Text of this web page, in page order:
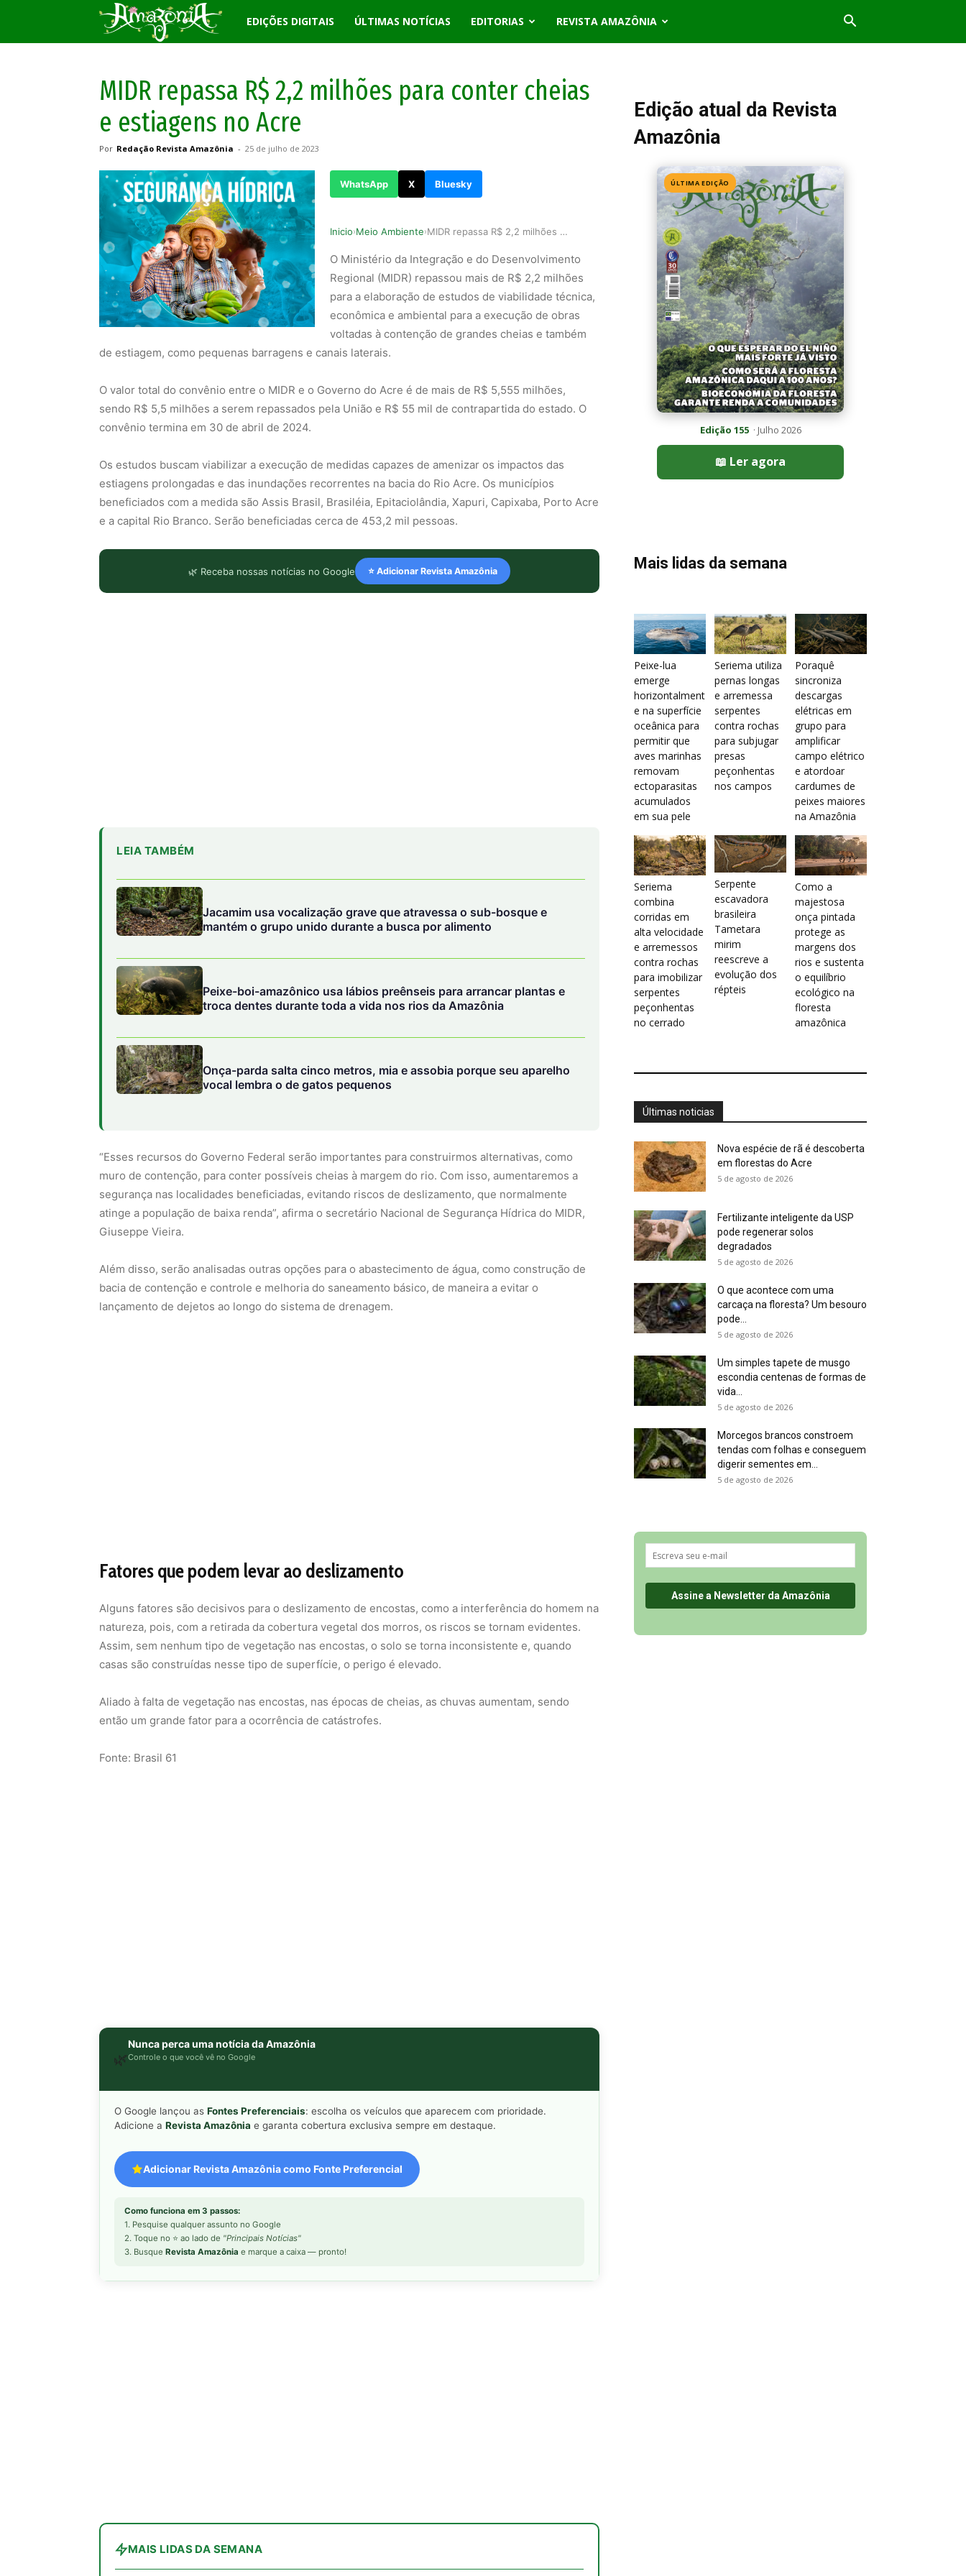
Revista
EDIÇÕES DIGITAIS ÚLTIMAS NOTÍCIAS EDITORIAS REVISTA AMAZÔNIA
MIDR repassa R$ 2,2 milhões para conter cheias
e estiagens no Acre
Por Redação Revista Amazônia - 25 de julho de 2023
WhatsApp X Bluesky
Inicio›Meio Ambiente› MIDR repassa R$ 2,2 milhões para conter cheias …
O Ministério da Integração e do Desenvolvimento
Regional (MIDR) repassou mais de R$ 2,2 milhões
para a elaboração de estudos de viabilidade técnica,
econômica e ambiental para a execução de obras
voltadas à contenção de grandes cheias e também
de estiagem, como pequenas barragens e canais laterais.
O valor total do convênio entre o MIDR e o Governo do Acre é de mais de R$ 5,555 milhões,
sendo R$ 5,5 milhões a serem repassados pela União e R$ 55 mil de contrapartida do estado. O
convênio termina em 30 de abril de 2024.
Os estudos buscam viabilizar a execução de medidas capazes de amenizar os impactos das
estiagens prolongadas e das inundações recorrentes na bacia do Rio Acre. Os municípios
beneficiados com a medida são Assis Brasil, Brasiléia, Epitaciolândia, Xapuri, Capixaba, Porto Acre
e a capital Rio Branco. Serão beneficiadas cerca de 453,2 mil pessoas.
🌿 Receba nossas notícias no Google ⭐ Adicionar Revista Amazônia
LEIA TAMBÉM
Jacamim usa vocalização grave que atravessa o sub-bosque e
mantém o grupo unido durante a busca por alimento
Peixe-boi-amazônico usa lábios preênseis para arrancar plantas e
troca dentes durante toda a vida nos rios da Amazônia
Onça-parda salta cinco metros, mia e assobia porque seu aparelho
vocal lembra o de gatos pequenos
“Esses recursos do Governo Federal serão importantes para construirmos alternativas, como
muro de contenção, para conter possíveis cheias à margem do rio. Com isso, aumentaremos a
segurança nas localidades beneficiadas, evitando riscos de deslizamento, que normalmente
atinge a população de baixa renda”, afirma o secretário Nacional de Segurança Hídrica do MIDR,
Giuseppe Vieira.
Além disso, serão analisadas outras opções para o abastecimento de água, como construção de
bacia de contenção e controle e melhoria do saneamento básico, de maneira a evitar o
lançamento de dejetos ao longo do sistema de drenagem.
Fatores que podem levar ao deslizamento
Alguns fatores são decisivos para o deslizamento de encostas, como a interferência do homem na
natureza, pois, com a retirada da cobertura vegetal dos morros, os riscos se tornam evidentes.
Assim, sem nenhum tipo de vegetação nas encostas, o solo se torna inconsistente e, quando
casas são construídas nesse tipo de superfície, o perigo é elevado.
Aliado à falta de vegetação nas encostas, nas épocas de cheias, as chuvas aumentam, sendo
então um grande fator para a ocorrência de catástrofes.
Fonte: Brasil 61
🌿
Nunca perca uma notícia da Amazônia
Controle o que você vê no Google
O Google lançou as Fontes Preferenciais: escolha os veículos que aparecem com prioridade.
Adicione a Revista Amazônia e garanta cobertura exclusiva sempre em destaque.
Adicionar Revista Amazônia como Fonte Preferencial
Como funciona em 3 passos:
1. Pesquise qualquer assunto no Google
2. Toque no ⭐ ao lado de "Principais Notícias"
3. Busque Revista Amazônia e marque a caixa — pronto!
MAIS LIDAS DA SEMANA
Edição atual da Revista
Amazônia
ÚLTIMA EDIÇÃO
Edição 155· Julho 2026
📖 Ler agora
Mais lidas da semana
Peixe-lua
emerge
horizontalment
e na superfície
oceânica para
permitir que
aves marinhas
removam
ectoparasitas
acumulados
em sua pele
Seriema utiliza
pernas longas
e arremessa
serpentes
contra rochas
para subjugar
presas
peçonhentas
nos campos
Poraquê
sincroniza
descargas
elétricas em
grupo para
amplificar
campo elétrico
e atordoar
cardumes de
peixes maiores
na Amazônia
Seriema
combina
corridas em
alta velocidade
e arremessos
contra rochas
para imobilizar
serpentes
peçonhentas
no cerrado
Serpente
escavadora
brasileira
Tametara
mirim
reescreve a
evolução dos
répteis
Como a
majestosa
onça pintada
protege as
margens dos
rios e sustenta
o equilíbrio
ecológico na
floresta
amazônica
Últimas noticias
Nova espécie de rã é descoberta
em florestas do Acre
5 de agosto de 2026
Fertilizante inteligente da USP
pode regenerar solos
degradados
5 de agosto de 2026
O que acontece com uma
carcaça na floresta? Um besouro
pode...
5 de agosto de 2026
Um simples tapete de musgo
escondia centenas de formas de
vida...
5 de agosto de 2026
Morcegos brancos constroem
tendas com folhas e conseguem
digerir sementes em...
5 de agosto de 2026